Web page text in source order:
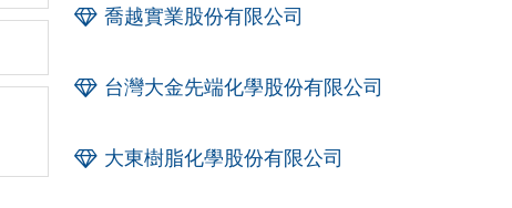
喬越實業股份有限公司
台灣大金先端化學股份有限公司
大東樹脂化學股份有限公司